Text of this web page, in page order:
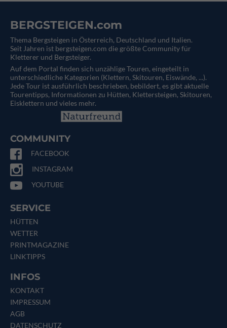
BERGSTEIGEN.com
Thema Bergsteigen in Österreich, Deutschland und Italien.
Seit Jahren ist bergsteigen.com die größte Community für
Kletterer und Bergsteiger.
Auf dem Portal finden sich unzählige Touren, eingeteilt in
unterschiedliche Kategorien (Klettern, Skitouren, Eiswände, ...).
Jede Tour ist ausführlich beschrieben, bebildert, es gibt aktuelle
Tourentipps, Informationen zu Hütten, Klettersteigen, Skitouren,
Eisklettern und vieles mehr.
COMMUNITY
FACEBOOK
INSTAGRAM
YOUTUBE
SERVICE
HÜTTEN
WETTER
PRINTMAGAZINE
LINKTIPPS
INFOS
KONTAKT
IMPRESSUM
AGB
DATENSCHUTZ